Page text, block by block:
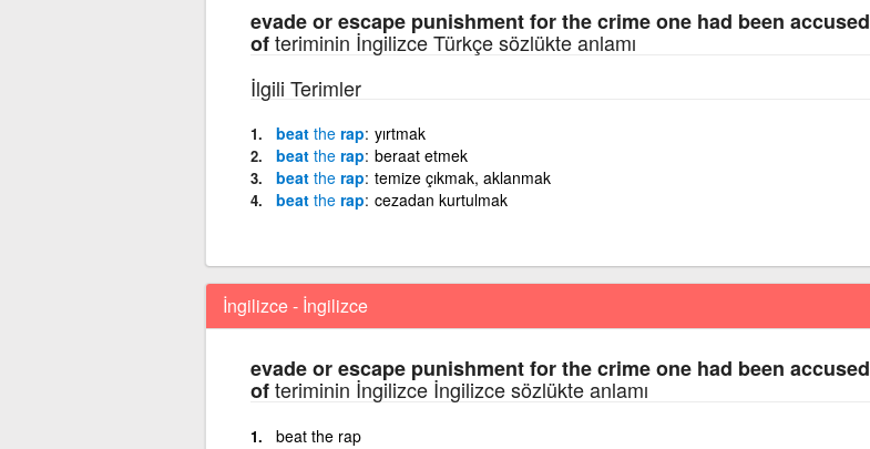
evade or escape punishment for the crime one had been accused
ofteriminin İngilizce Türkçe sözlükte anlamı
İlgili Terimler
beat therap yırtmak
beat therap beraat etmek
beat therap temize çıkmak, aklanmak
beat therap cezadan kurtulmak
İngilizce - İngilizce
evade or escape punishment for the crime one had been accused
ofteriminin İngilizce İngilizce sözlükte anlamı
beat the rap